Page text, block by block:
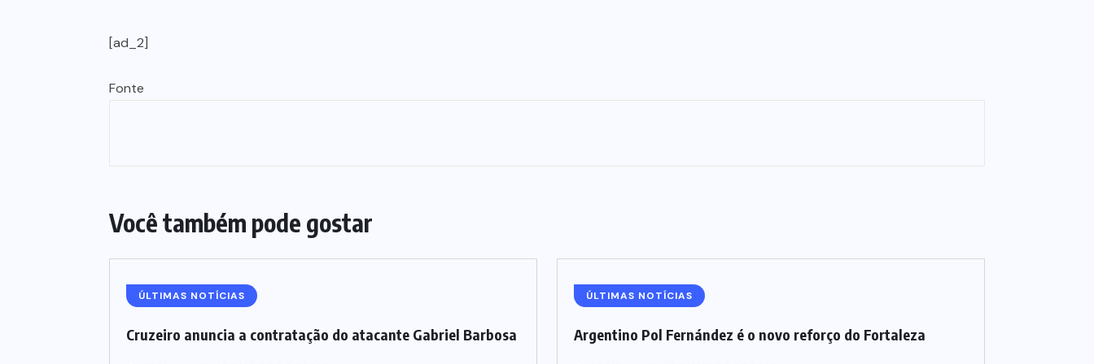
[ad_2]
Fonte
Você também pode gostar
ÚLTIMAS NOTÍCIAS
Cruzeiro anuncia a contratação do atacante Gabriel Barbosa
ÚLTIMAS NOTÍCIAS
Argentino Pol Fernández é o novo reforço do Fortaleza